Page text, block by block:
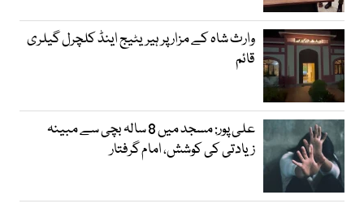
وارث شاہ کے مزار پر ہیریٹیج اینڈ کلچرل گیلری
قائم
علی پور: مسجد میں 8 سالہ بچی سے مبینہ
زیادتی کی کوشش، امام گرفتار